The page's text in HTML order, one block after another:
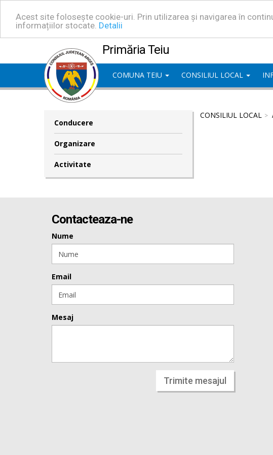
Acest site folosește cookie-uri. Prin utilizarea și navigarea în
informațiilor stocate. Detalii
Primăria Teiu
COMUNA TEIU CONSILIUL LOCAL
Conducere
Organizare
Activitate
CONSILIUL LOCAL
Contacteaza-ne
Nume
Email
Mesaj
Trimite mesajul